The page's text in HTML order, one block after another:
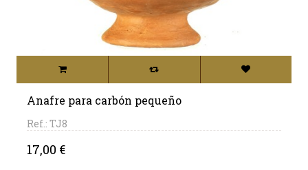
Anafre para carbón pequeño
Ref.: TJ8
Precio
17,00 €